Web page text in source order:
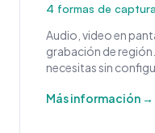
4 formas de
Audio, video en
grabación de
necesitas sin
Más información →